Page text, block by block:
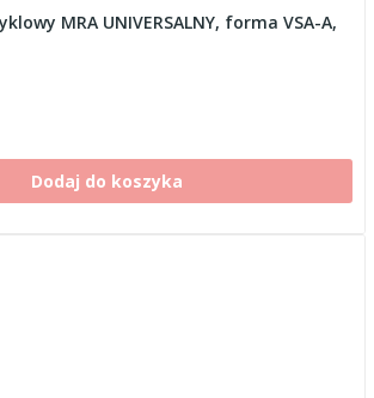
MRA UNIVERSALNY, forma VSA-A,
Dodaj do koszyka